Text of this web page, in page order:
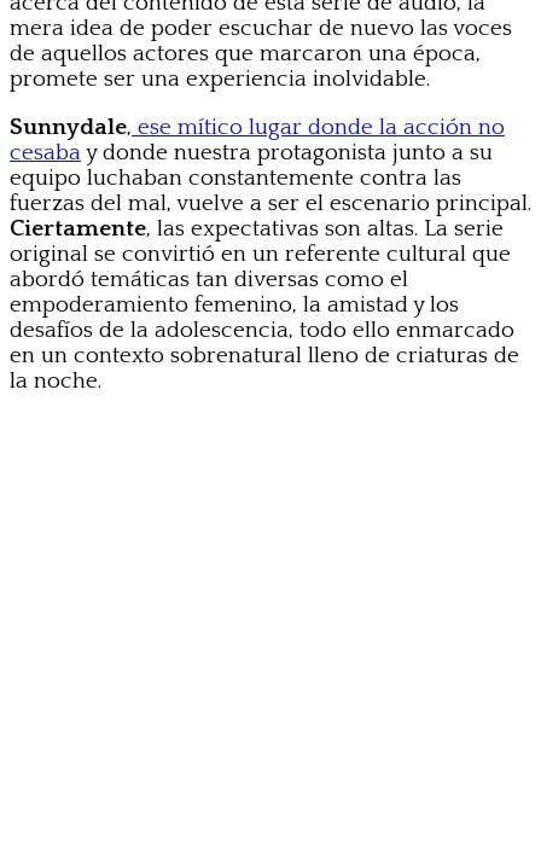
mera idea de poder escuchar de nuevo las voces
de aquellos actores que marcaron una época,
promete ser una experiencia inolvidable.
Sunnydale, ese mítico lugar donde la acción no
cesabay donde nuestra protagonista junto a su
equipo luchaban constantemente contra las
fuerzas del mal, vuelve a ser el escenario principal.
Ciertamente, las expectativas son altas. La serie
original se convirtió en un referente cultural que
abordó temáticas tan diversas como el
empoderamiento femenino, la amistad y los
desafíos de la adolescencia, todo ello enmarcado
en un contexto sobrenatural lleno de criaturas de
la noche.